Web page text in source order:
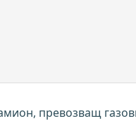
превозващ